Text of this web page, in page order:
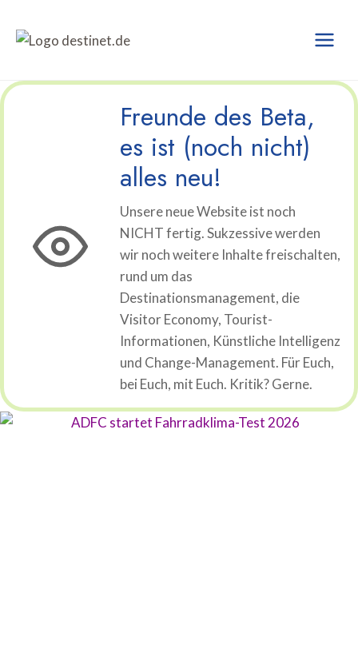
Inhalt
springen
Freunde des Beta,
es ist (noch nicht)
alles neu!
Unsere neue Website ist noch
NICHT fertig. Sukzessive werden
wir noch weitere Inhalte freischalten,
rund um das
Destinationsmanagement, die
Visitor Economy, Tourist-
Informationen, Künstliche Intelligenz
und Change-Management. Für Euch,
bei Euch, mit Euch. Kritik? Gerne.